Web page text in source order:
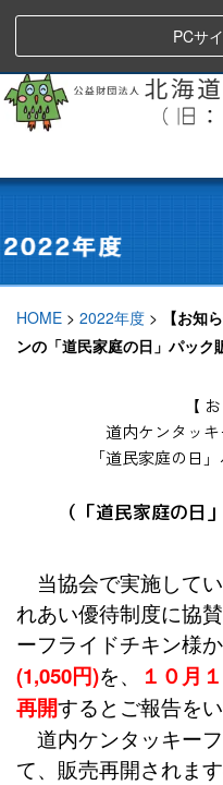
PCサ
HOME > 2022年度 >
【お知
ンの「道民家庭の日」パック
【
道内ケンタッ
「道民家庭の日
（「道民家庭の日
当協会で実施して
れあい優待制度に協
ーフライドチキン様
(1,050円)を、 １０月
再開するとご報告を
道内ケンタッキー
て、販売再開されま